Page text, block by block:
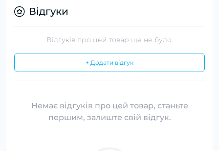
Відгуки
Відгуків про цей товар ще не було.
+ Додати відгук
Немає відгуків про цей товар, станьте
першим, залиште свій відгук.